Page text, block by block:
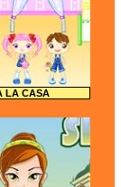
LA CASA